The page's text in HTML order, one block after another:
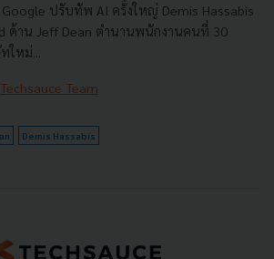
ปรับทัพ AI ครั้งใหญ่ Demis Hassabis
ด้าน Jeff Dean ตำนานพนักงานคนที่ 30
ใหม่...
Techsauce Team
Demis Hassabis